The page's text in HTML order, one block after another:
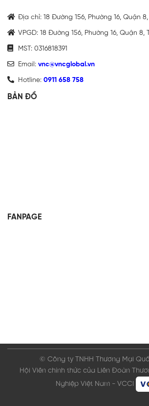
Địa chỉ: 18 Đường 156, Phường 16, Quận 8,
VPGD: 18 Đường 156, Phường 16, Quận 8,
MST: 0316818391
Email: vnc@vncglobal.vn
Hotline: 0911 658 758
BẢN ĐỒ
FANPAGE
© Công ty TNHH Thương Mại
Hội Viên chính thức của Liên Đoàn
Nghiệp Việt Nam - VCCI